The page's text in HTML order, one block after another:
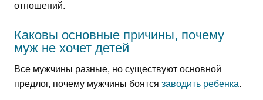
отношений.
Каковы основные причины, почему
муж не хочет детей
Все мужчины разные, но существуют основной
предлог, почему мужчины боятся заводить ребенка.